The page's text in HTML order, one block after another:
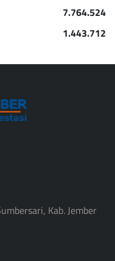
7.764.524
1.443.712
Kab. Jember